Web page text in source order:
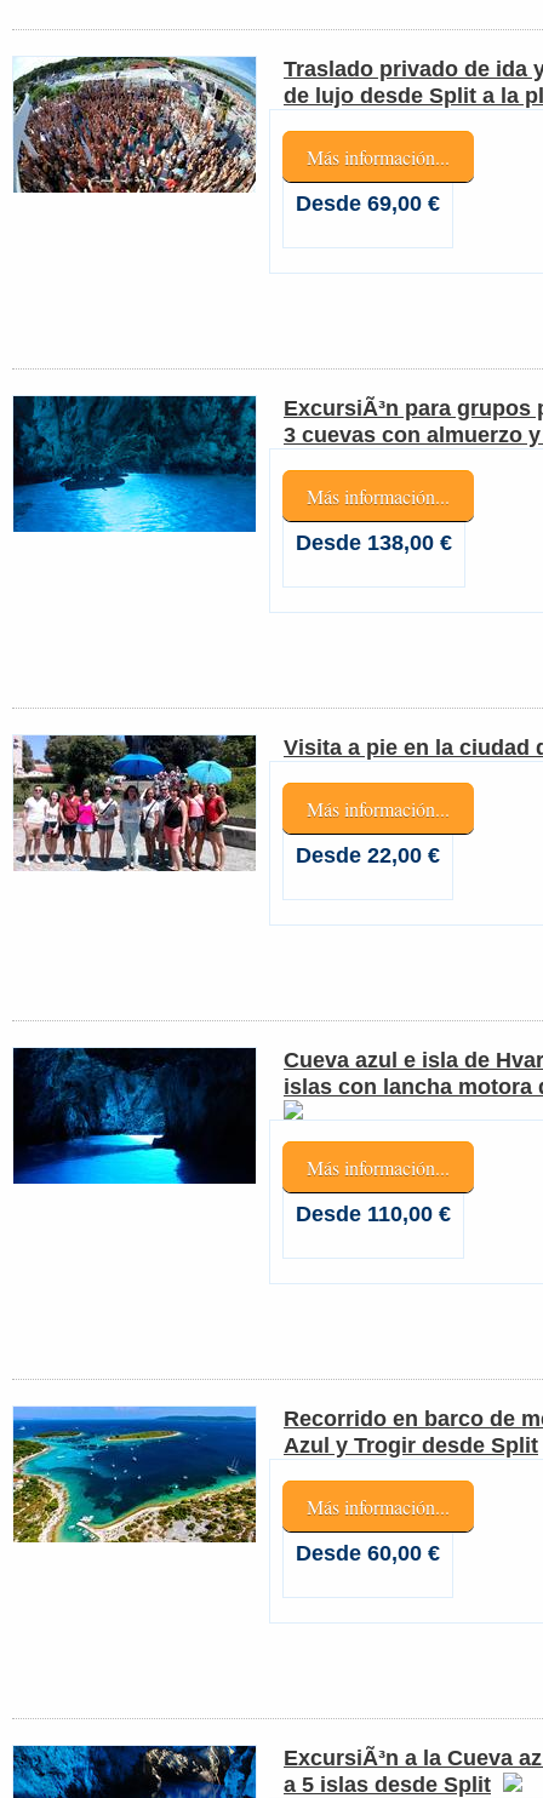
Traslado privado de ida
de lujo desde Split a la
Más información...
Desde 69,00 €
ExcursiÃ³n para grupos
3 cuevas con almuerzo
Más información...
Desde 138,00 €
Visita a pie en la ciudad
Más información...
Desde 22,00 €
Cueva azul e isla de
islas con lancha motora
Más información...
Desde 110,00 €
Recorrido en barco de
Azul y Trogir desde Split
Más información...
Desde 60,00 €
ExcursiÃ³n a la Cueva
a 5 islas desde Split